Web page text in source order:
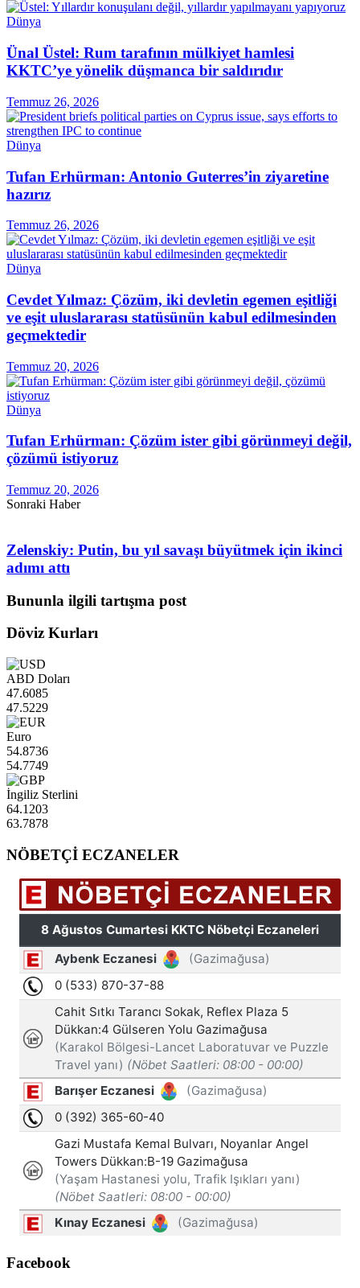
Dünya
Ünal Üstel: Rum tarafının mülkiyet hamlesi
KKTC’ye yönelik düşmanca bir saldırıdır
Temmuz 26, 2026
Dünya
Tufan Erhürman: Antonio Guterres’in ziyaretine
hazırız
Temmuz 26, 2026
Dünya
Cevdet Yılmaz: Çözüm, iki devletin egemen eşitliği
ve eşit uluslararası statüsünün kabul edilmesinden
geçmektedir
Temmuz 20, 2026
Dünya
Tufan Erhürman: Çözüm ister gibi görünmeyi değil,
çözümü istiyoruz
Temmuz 20, 2026
Sonraki Haber
Zelenskiy: Putin, bu yıl savaşı büyütmek için ikinci
adımı attı
Bununla ilgili tartışma post
Döviz Kurları
ABD Doları
47.6085
47.5229
Euro
54.8736
54.7749
İngiliz Sterlini
64.1203
63.7878
NÖBETÇİ ECZANELER
Facebook